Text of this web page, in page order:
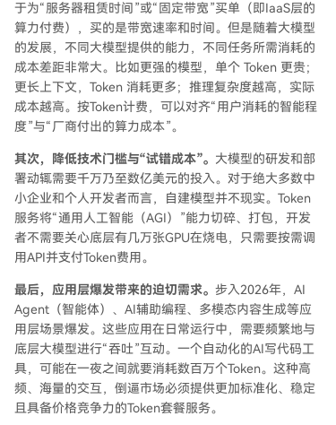
于为“服务器租赁时间”或“固定带宽”买单（即IaaS层的
算力付费），买的是带宽速率和时间。但是随着大模型
的发展，不同大模型提供的能力，不同任务所需消耗的
成本差距非常大。比如更强的模型，单个 Token 更贵；
更长上下文，Token 消耗更多；推理复杂度越高，实际
成本越高。按Token计费，可以对齐“用户消耗的智能程
度”与“厂商付出的算力成本”。
其次，降低技术门槛与“试错成本”。 大模型的研发和部
署动辄需要千万乃至数亿美元的投入。对于绝大多数中
小企业和个人开发者而言，自建模型并不现实。Token
服务将“通用人工智能（AGI）”能力切碎、打包，开发
者不需要关心底层有几万张GPU在烧电，只需要按需调
用API并支付Token费用。
最后，应用层爆发带来的迫切需求。 步入2026年，AI
Agent（智能体）、AI辅助编程、多模态内容生成等应
用层场景爆发。这些应用在日常运行中，需要频繁地与
底层大模型进行“吞吐”互动。一个自动化的AI写代码工
具，可能在一夜之间就要消耗数百万个Token。这种高
频、海量的交互，倒逼市场必须提供更加标准化、稳定
且具备价格竞争力的Token套餐服务。